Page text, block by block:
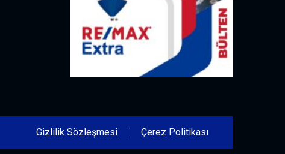
Gizlilik Sözleşmesi Çerez Politikası